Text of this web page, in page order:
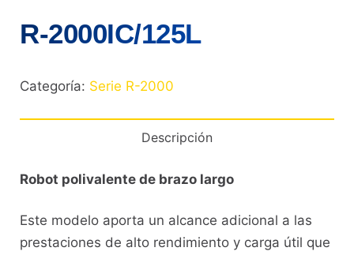
R-2000IC/125L
Categoría: Serie R-2000
Descripción
Robot polivalente de brazo largo
Este modelo aporta un alcance adicional a las
prestaciones de alto rendimiento y carga útil que